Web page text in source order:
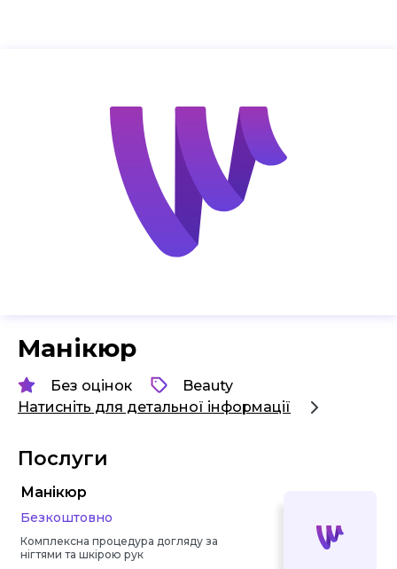
Манікюр
Без оцінок
Beauty
Натисніть для детальної інформації
Послуги
Манікюр
Безкоштовно
Комплексна процедура догляду за
нігтями та шкірою рук